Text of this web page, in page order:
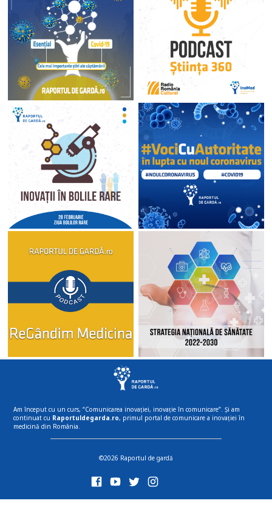
Am început cu un curs, “Comunicarea inovației, inovație în comunicare”. Și am
continuat cu Raportuldegarda.ro, primul portal de comunicare a inovației în
medicină din România.
©2026 Raportul de gardă